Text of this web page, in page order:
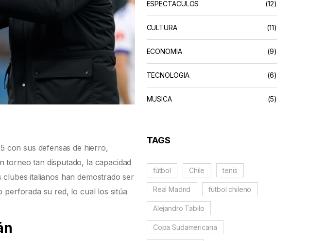
con sus defensas de hierro,
torneo tan disputado, la capacidad
italianos han demostrado ser
perforada su red, lo cual los sitúa
ESPECTACULOS (12)
CULTURA (11)
ECONOMIA (9)
TECNOLOGIA (6)
MUSICA (5)
TAGS
fútbol Chile tenis
Real Madrid fútbol chileno
Alejandro Tabilo
Copa Sudamericana